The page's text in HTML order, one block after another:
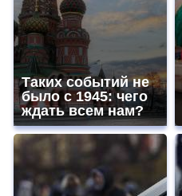
Таких событий не
было с 1945: чего
ждать всем нам?